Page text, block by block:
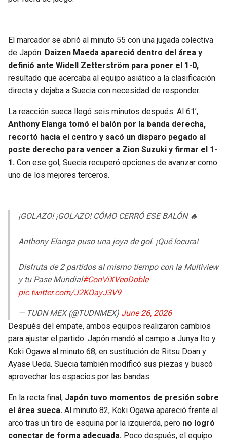
El marcador se abrió al minuto 55 con una jugada colectiva
de Japón. Daizen Maeda apareció dentro del área y
definió ante Widell Zetterström para poner el 1-0,
resultado que acercaba al equipo asiático a la clasificación
directa y dejaba a Suecia con necesidad de responder.
La reacción sueca llegó seis minutos después. Al 61’,
Anthony Elanga tomó el balón por la banda derecha,
recortó hacia el centro y sacó un disparo pegado al
poste derecho para vencer a Zion Suzuki y firmar el 1-
1. Con ese gol, Suecia recuperó opciones de avanzar como
uno de los mejores terceros.
¡GOLAZO! ¡GOLAZO! CÓMO CERRÓ ESE BALÓN 🔥
Anthony Elanga puso una joya de gol. ¡Qué locura!
Disfruta de 2 partidos al mismo tiempo con la Multiview
y tu Pase Mundial#ConViXVeoDoble
pic.twitter.com/J2KOayJ3V9
— TUDN MEX (@TUDNMEX) June 26, 2026
Después del empate, ambos equipos realizaron cambios
para ajustar el partido. Japón mandó al campo a Junya Ito y
Koki Ogawa al minuto 68, en sustitución de Ritsu Doan y
Ayase Ueda. Suecia también modificó sus piezas y buscó
aprovechar los espacios por las bandas.
En la recta final, Japón tuvo momentos de presión sobre
el área sueca. Al minuto 82, Koki Ogawa apareció frente al
arco tras un tiro de esquina por la izquierda, pero no logró
conectar de forma adecuada. Poco después, el equipo